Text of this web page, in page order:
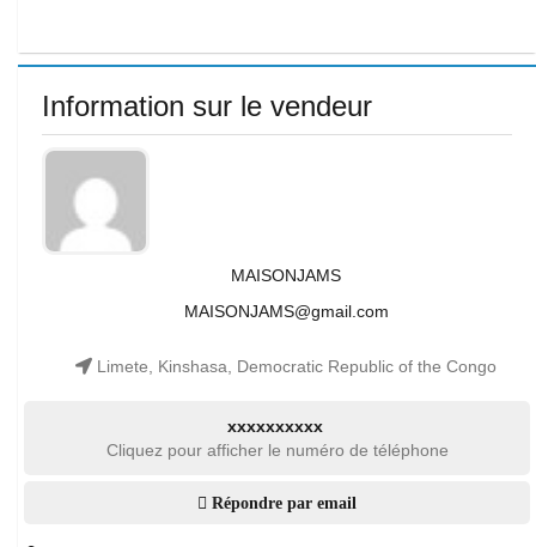
Information sur le vendeur
MAISONJAMS
MAISONJAMS@gmail.com
Limete, Kinshasa, Democratic Republic of the Congo
xxxxxxxxxx
Cliquez pour afficher le numéro de téléphone
Répondre par email